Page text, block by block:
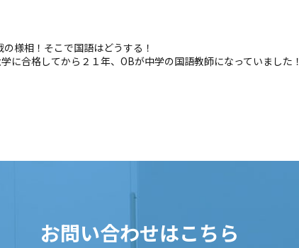
様相！そこで国語はどうする！
に合格してから２１年、OBが中学の国語教師になっていました！
お問い合わせはこちら